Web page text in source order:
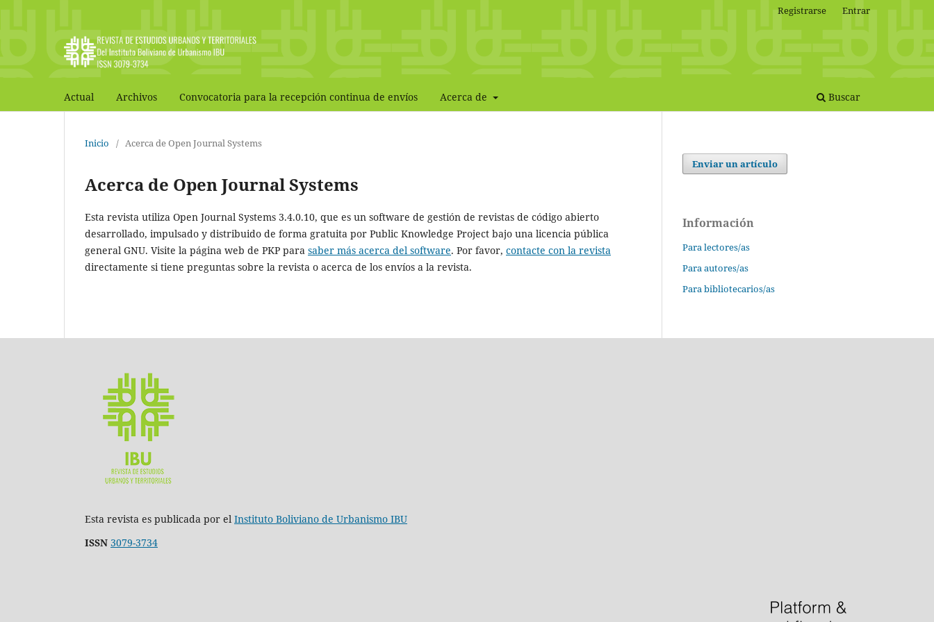
Actual Archivos Convocatoria para la recepción continua de envíos Acerca de Buscar
Registrarse Entrar
Inicio / Acerca de Open Journal Systems
Acerca de Open Journal Systems
Esta revista utiliza Open Journal Systems 3.4.0.10, que es un software de gestión de revistas de código abierto
desarrollado, impulsado y distribuido de forma gratuita por Public Knowledge Project bajo una licencia pública
general GNU. Visite la página web de PKP para saber más acerca del software. Por favor, contacte con la revista
directamente si tiene preguntas sobre la revista o acerca de los envíos a la revista.
Enviar un artículo
Información
Para lectores/as
Para autores/as
Para bibliotecarios/as
Esta revista es publicada por el Instituto Boliviano de Urbanismo IBU
ISSN 3079-3734